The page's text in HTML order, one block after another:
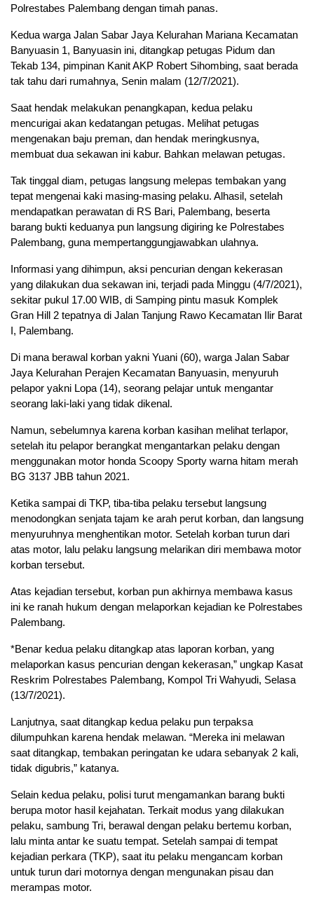
Polrestabes Palembang dengan timah panas.
Kedua warga Jalan Sabar Jaya Kelurahan Mariana Kecamatan
Banyuasin 1, Banyuasin ini, ditangkap petugas Pidum dan
Tekab 134, pimpinan Kanit AKP Robert Sihombing, saat berada
tak tahu dari rumahnya, Senin malam (12/7/2021).
Saat hendak melakukan penangkapan, kedua pelaku
mencurigai akan kedatangan petugas. Melihat petugas
mengenakan baju preman, dan hendak meringkusnya,
membuat dua sekawan ini kabur. Bahkan melawan petugas.
Tak tinggal diam, petugas langsung melepas tembakan yang
tepat mengenai kaki masing-masing pelaku. Alhasil, setelah
mendapatkan perawatan di RS Bari, Palembang, beserta
barang bukti keduanya pun langsung digiring ke Polrestabes
Palembang, guna mempertanggungjawabkan ulahnya.
Informasi yang dihimpun, aksi pencurian dengan kekerasan
yang dilakukan dua sekawan ini, terjadi pada Minggu (4/7/2021),
sekitar pukul 17.00 WIB, di Samping pintu masuk Komplek
Gran Hill 2 tepatnya di Jalan Tanjung Rawo Kecamatan Ilir Barat
I, Palembang.
Di mana berawal korban yakni Yuani (60), warga Jalan Sabar
Jaya Kelurahan Perajen Kecamatan Banyuasin, menyuruh
pelapor yakni Lopa (14), seorang pelajar untuk mengantar
seorang laki-laki yang tidak dikenal.
Namun, sebelumnya karena korban kasihan melihat terlapor,
setelah itu pelapor berangkat mengantarkan pelaku dengan
menggunakan motor honda Scoopy Sporty warna hitam merah
BG 3137 JBB tahun 2021.
Ketika sampai di TKP, tiba-tiba pelaku tersebut langsung
menodongkan senjata tajam ke arah perut korban, dan langsung
menyuruhnya menghentikan motor. Setelah korban turun dari
atas motor, lalu pelaku langsung melarikan diri membawa motor
korban tersebut.
Atas kejadian tersebut, korban pun akhirnya membawa kasus
ini ke ranah hukum dengan melaporkan kejadian ke Polrestabes
Palembang.
*Benar kedua pelaku ditangkap atas laporan korban, yang
melaporkan kasus pencurian dengan kekerasan,” ungkap Kasat
Reskrim Polrestabes Palembang, Kompol Tri Wahyudi, Selasa
(13/7/2021).
Lanjutnya, saat ditangkap kedua pelaku pun terpaksa
dilumpuhkan karena hendak melawan. “Mereka ini melawan
saat ditangkap, tembakan peringatan ke udara sebanyak 2 kali,
tidak digubris,” katanya.
Selain kedua pelaku, polisi turut mengamankan barang bukti
berupa motor hasil kejahatan. Terkait modus yang dilakukan
pelaku, sambung Tri, berawal dengan pelaku bertemu korban,
lalu minta antar ke suatu tempat. Setelah sampai di tempat
kejadian perkara (TKP), saat itu pelaku mengancam korban
untuk turun dari motornya dengan mengunakan pisau dan
merampas motor.